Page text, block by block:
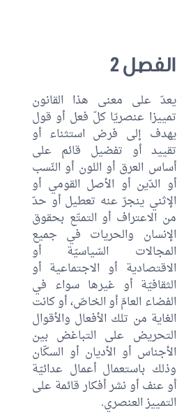
الفصل 2
يعدّ على معنى هذا القانون
تمييزا عنصريّا كلّ فعل أو قول
يهدف إلى فرض استثناء أو
تقييد أو تفضيل قائم على
أساس العرق أو اللون أو النّسب
أو الدّين أو الأصل القومي أو
الإثني ينجرّ عنه تعطيل أو حدّ
من الاعتراف أو التمتّع بحقوق
الإنسان والحريات في جميع
المجالات السّياسيّة أو
الاقتصادية أو الاجتماعية أو
الثقافيّة أو غيرها سواء في
الفضاء العامّ أو الخاصّ، أو كانت
الغاية من تلك الأفعال والأقوال
التحريض على التباغض بين
الأجناس أو الأديان أو السكّان
وذلك باستعمال أعمال عدائيّة
أو عنف أو نشر أفكار قائمة على
التمييز العنصري.